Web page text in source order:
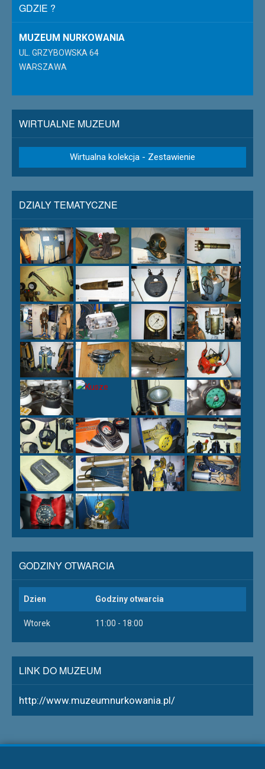
GDZIE ?
MUZEUM NURKOWANIA
UL. GRZYBOWSKA 64
WARSZAWA
WIRTUALNE MUZEUM
Wirtualna kolekcja - Zestawienie
DZIALY TEMATYCZNE
GODZINY OTWARCIA
Dzien Godziny otwarcia
Wtorek 11:00 - 18:00
LINK DO MUZEUM
http://www.muzeumnurkowania.pl/